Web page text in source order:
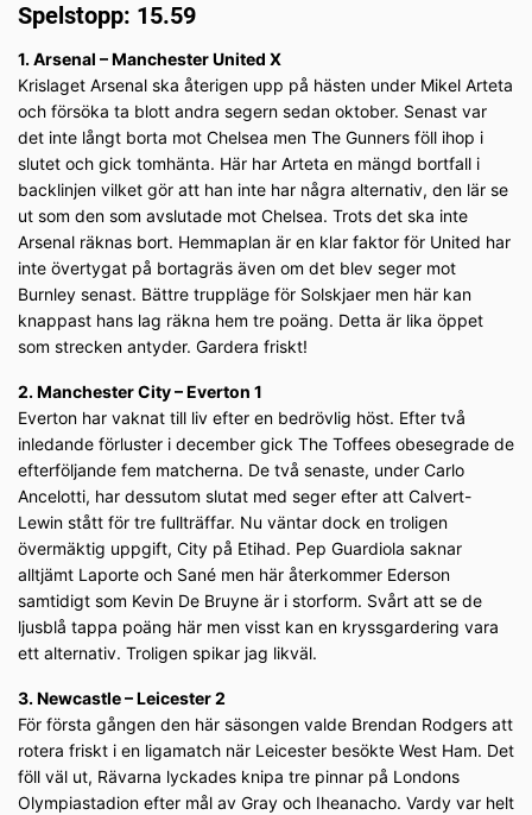
Spelstopp: 15.59
1. Arsenal – Manchester United X
Krislaget Arsenal ska återigen upp på hästen under Mikel Arteta
och försöka ta blott andra segern sedan oktober. Senast var
det inte långt borta mot Chelsea men The Gunners föll ihop i
slutet och gick tomhänta. Här har Arteta en mängd bortfall i
backlinjen vilket gör att han inte har några alternativ, den lär se
ut som den som avslutade mot Chelsea. Trots det ska inte
Arsenal räknas bort. Hemmaplan är en klar faktor för United har
inte övertygat på bortagräs även om det blev seger mot
Burnley senast. Bättre truppläge för Solskjaer men här kan
knappast hans lag räkna hem tre poäng. Detta är lika öppet
som strecken antyder. Gardera friskt!
2. Manchester City – Everton 1
Everton har vaknat till liv efter en bedrövlig höst. Efter två
inledande förluster i december gick The Toffees obesegrade de
efterföljande fem matcherna. De två senaste, under Carlo
Ancelotti, har dessutom slutat med seger efter att Calvert-
Lewin stått för tre fullträffar. Nu väntar dock en troligen
övermäktig uppgift, City på Etihad. Pep Guardiola saknar
alltjämt Laporte och Sané men här återkommer Ederson
samtidigt som Kevin De Bruyne är i storform. Svårt att se de
ljusblå tappa poäng här men visst kan en kryssgardering vara
ett alternativ. Troligen spikar jag likväl.
3. Newcastle – Leicester 2
För första gången den här säsongen valde Brendan Rodgers att
rotera friskt i en ligamatch när Leicester besökte West Ham. Det
föll väl ut, Rävarna lyckades knipa tre pinnar på Londons
Olympiastadion efter mål av Gray och Iheanacho. Vardy var helt